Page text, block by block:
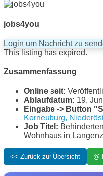
jobs4you
Login um Nachricht zu
This listing has expired.
Zusammenfassung
Online seit:
Ablaufdatum: 19.
Eingabe -> Button
Korneuburg,
Job Titel:
Wohnhaus in